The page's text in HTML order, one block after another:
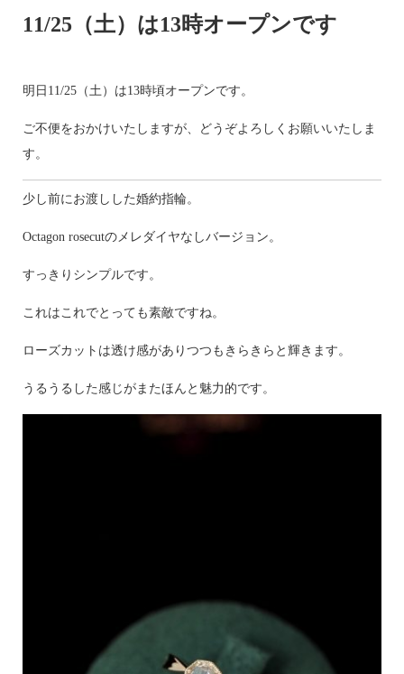
11/25（土）は13時オープンです
明日11/25（土）は13時頃オープンです。
ご不便をおかけいたしますが、どうぞよろしくお願いいたしま
す。
少し前にお渡しした婚約指輪。
Octagon rosecutのメレダイヤなしバージョン。
すっきりシンプルです。
これはこれでとっても素敵ですね。
ローズカットは透け感がありつつもきらきらと輝きます。
うるうるした感じがまたほんと魅力的です。